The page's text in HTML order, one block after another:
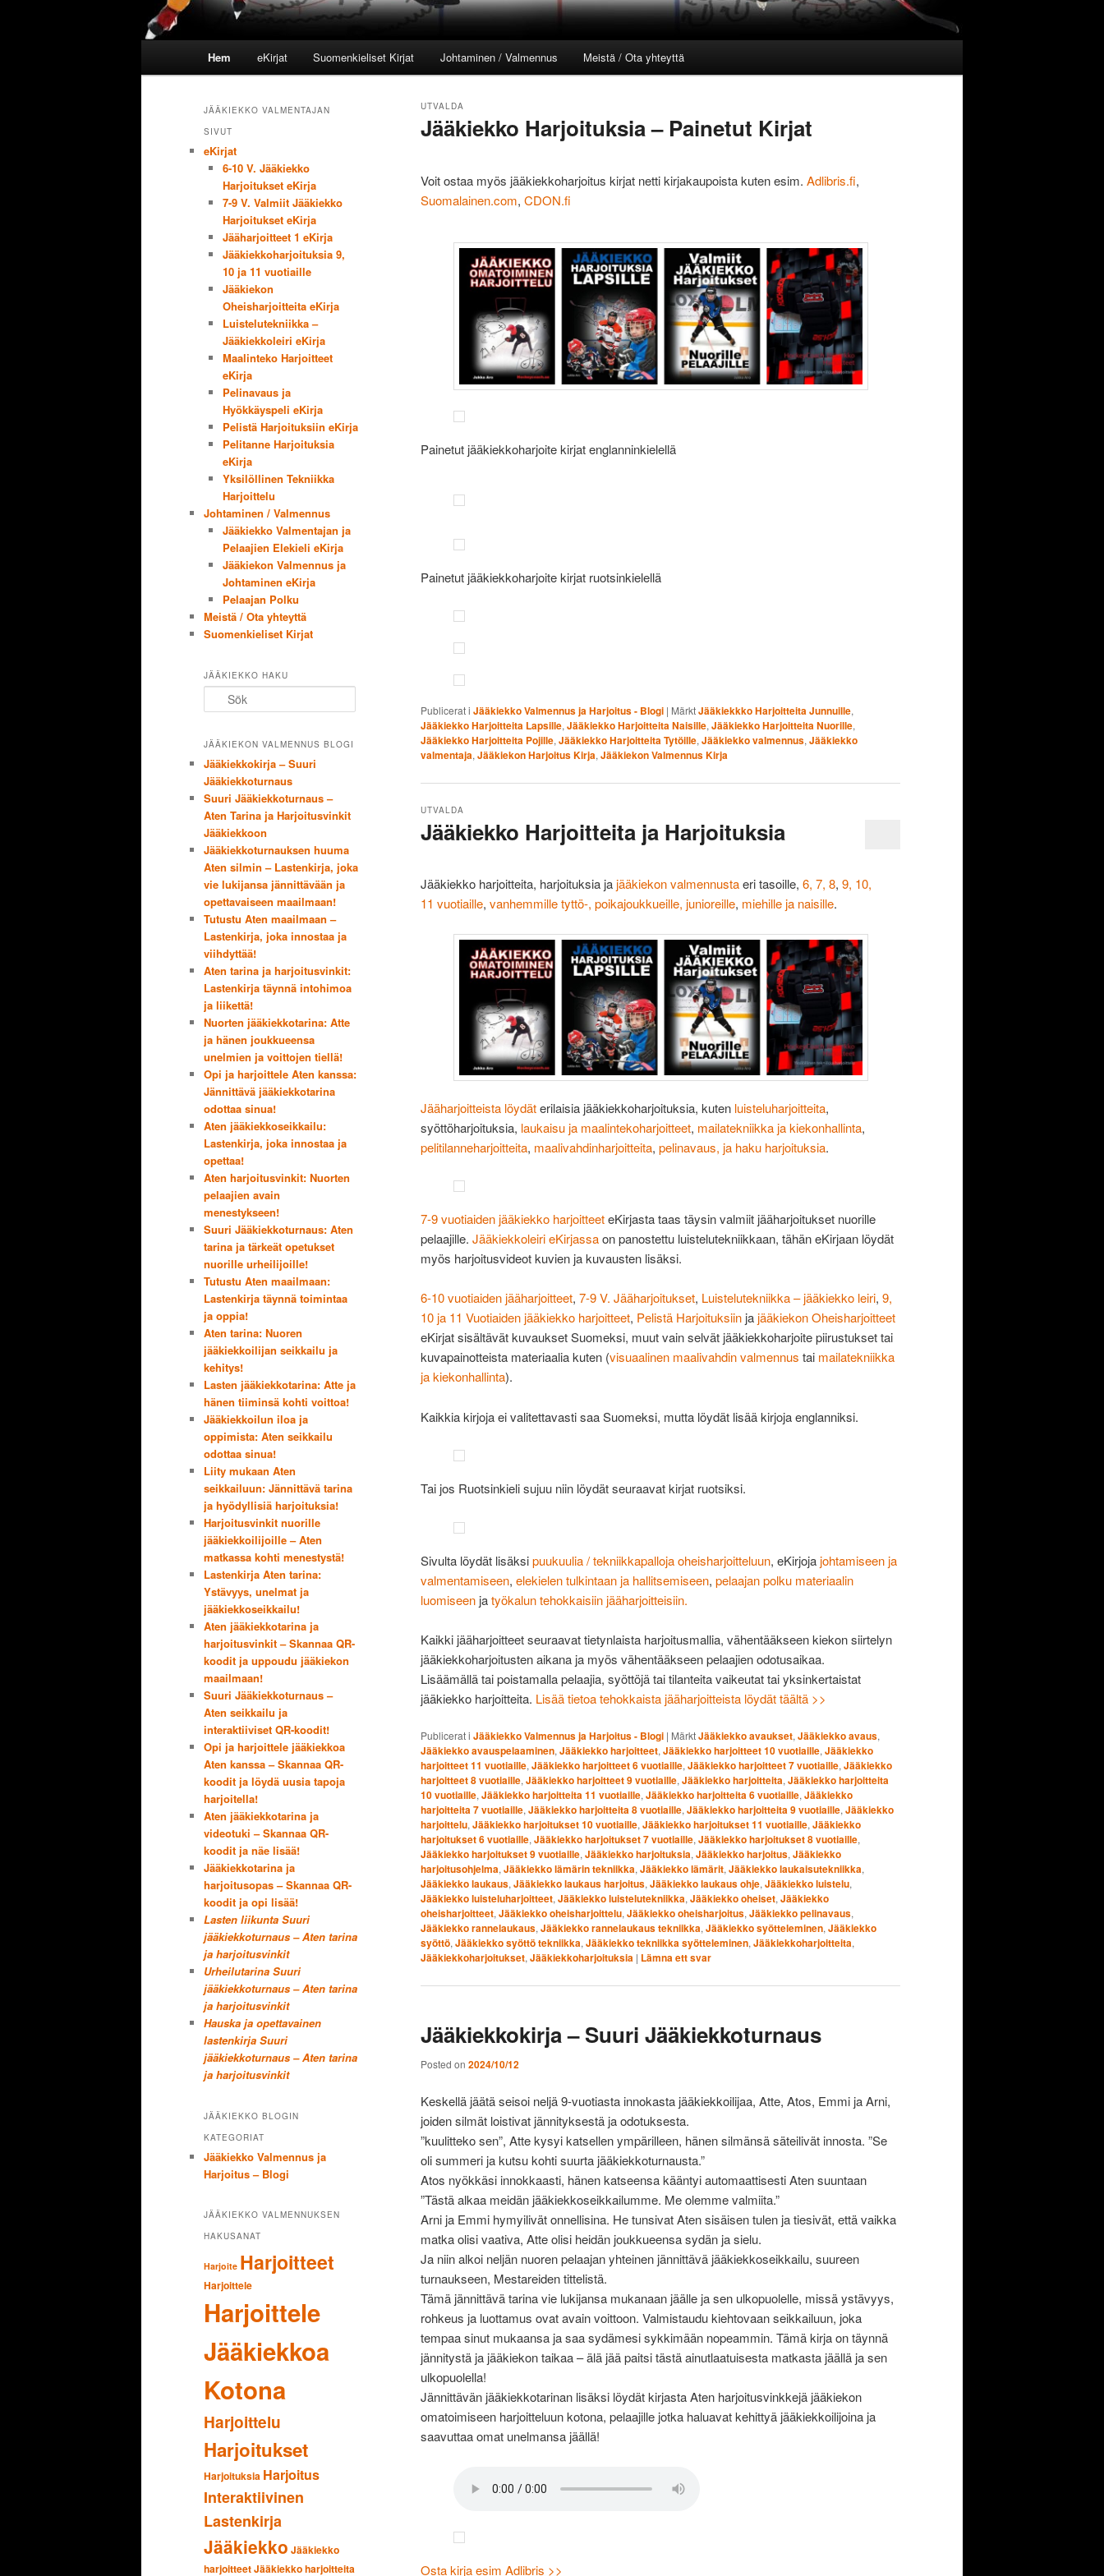
Hoppa till huvudinnehåll
Hoppa till sekundärt innehåll
Hem eKirjat Suomenkieliset Kirjat Johtaminen / Valmennus Meistä / Ota yhteyttä
Jääkiekko Harjoituksia – Painetut Kirjat
UTVALDA
Voit ostaa myös jääkiekkoharjoitus kirjat netti kirjakaupoista kuten esim. Adlibris.fi,
Suomalainen.com, CDON.fi
Painetut jääkiekkoharjoite kirjat englanninkielellä
Painetut jääkiekkoharjoite kirjat ruotsinkielellä
Publicerat i Jääkiekko Valmennus ja Harjoitus - Blogi | MärktJääkiekkko Harjoitteita Junnuille,
Jääkiekko Harjoitteita Lapsille, Jääkiekko Harjoitteita Naisille, Jääkiekko Harjoitteita Nuorille,
Jääkiekko Harjoitteita Pojille, Jääkiekko Harjoitteita Tytöille, Jääkiekko valmennus, Jääkiekko
valmentaja, Jääkiekon Harjoitus Kirja, Jääkiekon Valmennus Kirja
Jääkiekko Harjoitteita ja Harjoituksia
UTVALDA
Jääkiekko harjoitteita, harjoituksia jajääkiekon valmennustaeri tasoille, 6, 7, 8, 9, 10,
11 vuotiaille, vanhemmille tyttö-, poikajoukkueille, junioreille, miehille ja naisille.
Jääharjoitteista löydäterilaisia jääkiekkoharjoituksia, kuten luisteluharjoitteita,
syöttöharjoituksia, laukaisu ja maalintekoharjoitteet, mailatekniikka ja kiekonhallinta,
pelitilanneharjoitteita, maalivahdinharjoitteita, pelinavaus, ja haku harjoituksia.
7-9 vuotiaiden jääkiekko harjoitteeteKirjasta taas täysin valmiit jääharjoitukset nuorille
pelaajille. Jääkiekkoleiri eKirjassaon panostettu luistelutekniikkaan, tähän eKirjaan löydät
myös harjoitusvideot kuvien ja kuvausten lisäksi.
6-10 vuotiaiden jääharjoitteet, 7-9 V. Jääharjoitukset, Luistelutekniikka – jääkiekko leiri, 9,
10 ja 11 Vuotiaiden jääkiekko harjoitteet, Pelistä Harjoituksiin jajääkiekon Oheisharjoitteet
eKirjat sisältävät kuvaukset Suomeksi, muut vain selvät jääkiekkoharjoite piirustukset tai
kuvapainotteista materiaalia kuten (visuaalinen maalivahdin valmennus tai mailatekniikka
ja kiekonhallinta).
Kaikkia kirjoja ei valitettavasti saa Suomeksi, mutta löydät lisää kirjoja englanniksi.
Tai jos Ruotsinkieli sujuu niin löydät seuraavat kirjat ruotsiksi.
Sivulta löydät lisäksipuukuulia / tekniikkapalloja oheisharjoitteluun, eKirjojajohtamiseen ja
valmentamiseen, elekielen tulkintaan ja hallitsemiseen, pelaajan polku materiaalin
luomiseen jatyökalun tehokkaisiin jääharjoitteisiin.
Kaikki jääharjoitteet seuraavat tietynlaista harjoitusmallia, vähentääkseen kiekon siirtelyn
jääkiekkoharjoitusten aikana ja myös vähentääkseen pelaajien odotusaikaa.
Lisäämällä tai poistamalla pelaajia, syöttöjä tai tilanteita vaikeutat tai yksinkertaistat
jääkiekko harjoitteita. Lisää tietoa tehokkaista jääharjoitteista löydät täältä >>
Publicerat i Jääkiekko Valmennus ja Harjoitus - Blogi | MärktJääkiekko avaukset, Jääkiekko avaus,
Jääkiekko avauspelaaminen, Jääkiekko harjoitteet, Jääkiekko harjoitteet 10 vuotiaille, Jääkiekko
harjoitteet 11 vuotiaille, Jääkiekko harjoitteet 6 vuotiaille, Jääkiekko harjoitteet 7 vuotiaille, Jääkiekko
harjoitteet 8 vuotiaille, Jääkiekko harjoitteet 9 vuotiaille, Jääkiekko harjoitteita, Jääkiekko harjoitteita
10 vuotiaille, Jääkiekko harjoitteita 11 vuotiaille, Jääkiekko harjoitteita 6 vuotiaille, Jääkiekko
harjoitteita 7 vuotiaille, Jääkiekko harjoitteita 8 vuotiaille, Jääkiekko harjoitteita 9 vuotiaille, Jääkiekko
harjoittelu, Jääkiekko harjoitukset 10 vuotiaille, Jääkiekko harjoitukset 11 vuotiaille, Jääkiekko
harjoitukset 6 vuotiaille, Jääkiekko harjoitukset 7 vuotiaille, Jääkiekko harjoitukset 8 vuotiaille,
Jääkiekko harjoitukset 9 vuotiaille, Jääkiekko harjoituksia, Jääkiekko harjoitus, Jääkiekko
harjoitusohjelma, Jääkiekko lämärin tekniikka, Jääkiekko lämärit, Jääkiekko laukaisutekniikka,
Jääkiekko laukaus, Jääkiekko laukaus harjoitus, Jääkiekko laukaus ohje, Jääkiekko luistelu,
Jääkiekko luisteluharjoitteet, Jääkiekko luistelutekniikka, Jääkiekko oheiset, Jääkiekko
oheisharjoitteet, Jääkiekko oheisharjoittelu, Jääkiekko oheisharjoitus, Jääkiekko pelinavaus,
Jääkiekko rannelaukaus, Jääkiekko rannelaukaus tekniikka, Jääkiekko syötteleminen, Jääkiekko
syöttö, Jääkiekko syöttö tekniikka, Jääkiekko tekniikka syötteleminen, Jääkiekkoharjoitteita,
Jääkiekkoharjoitukset, Jääkiekkoharjoituksia | Lämna ett svar
Jääkiekkokirja – Suuri Jääkiekkoturnaus
Posted on 2024/10/12
Keskellä jäätä seisoi neljä 9-vuotiasta innokasta jääkiekkoilijaa, Atte, Atos, Emmi ja Arni,
joiden silmät loistivat jännityksestä ja odotuksesta.
”kuulitteko sen”, Atte kysyi katsellen ympärilleen, hänen silmänsä säteilivät innosta. ”Se
oli summeri ja kutsu kohti suurta jääkiekkoturnausta.”
Atos nyökkäsi innokkaasti, hänen katseensa kääntyi automaattisesti Aten suuntaan
”Tästä alkaa meidän jääkiekkoseikkailumme. Me olemme valmiita.”
Arni ja Emmi hymyilivät onnellisina. He tunsivat Aten sisäisen tulen ja tiesivät, että vaikka
matka olisi vaativa, Atte olisi heidän joukkueensa sydän ja sielu.
Ja niin alkoi neljän nuoren pelaajan yhteinen jännittävä jääkiekkoseikkailu, suureen
turnaukseen, Mestareiden tittelistä.
Tämä jännittävä tarina vie lukijansa mukanaan jäälle ja sen ulkopuolelle, missä ystävyys,
rohkeus ja luottamus ovat avain voittoon. Valmistaudu kiehtovaan seikkailuun, joka
tempaa sinut mukaansa ja saa sydämesi sykkimään nopeammin. Tämä kirja on täynnä
jännitystä ja jääkiekon taikaa – älä jää paitsi tästä ainutlaatuisesta matkasta jäällä ja sen
ulkopuolella!
Jännittävän jääkiekkotarinan lisäksi löydät kirjasta Aten harjoitusvinkkejä jääkiekon
omatoimiseen harjoitteluun kotona, pelaajille jotka haluavat kehittyä jääkiekkoilijoina ja
saavuttaa omat unelmansa jäällä!
Osta kirja esim Adlibris >>
JÄÄKIEKKO VALMENTAJAN
SIVUT
eKirjat
6-10 V. Jääkiekko
Harjoitukset eKirja
7-9 V. Valmiit Jääkiekko
Harjoitukset eKirja
Jääharjoitteet 1 eKirja
Jääkiekkoharjoituksia 9,
10 ja 11 vuotiaille
Jääkiekon
Oheisharjoitteita eKirja
Luistelutekniikka –
Jääkiekkoleiri eKirja
Maalinteko Harjoitteet
eKirja
Pelinavaus ja
Hyökkäyspeli eKirja
Pelistä Harjoituksiin eKirja
Pelitanne Harjoituksia
eKirja
Yksilöllinen Tekniikka
Harjoittelu
Johtaminen / Valmennus
Jääkiekko Valmentajan ja
Pelaajien Elekieli eKirja
Jääkiekon Valmennus ja
Johtaminen eKirja
Pelaajan Polku
Meistä / Ota yhteyttä
Suomenkieliset Kirjat
JÄÄKIEKKO HAKU
JÄÄKIEKON VALMENNUS BLOGI
Jääkiekkokirja – Suuri
Jääkiekkoturnaus
Suuri Jääkiekkoturnaus –
Aten Tarina ja Harjoitusvinkit
Jääkiekkoon
Jääkiekkoturnauksen huuma
Aten silmin – Lastenkirja, joka
vie lukijansa jännittävään ja
opettavaiseen maailmaan!
Tutustu Aten maailmaan –
Lastenkirja, joka innostaa ja
viihdyttää!
Aten tarina ja harjoitusvinkit:
Lastenkirja täynnä intohimoa
ja liikettä!
Nuorten jääkiekkotarina: Atte
ja hänen joukkueensa
unelmien ja voittojen tiellä!
Opi ja harjoittele Aten kanssa:
Jännittävä jääkiekkotarina
odottaa sinua!
Aten jääkiekkoseikkailu:
Lastenkirja, joka innostaa ja
opettaa!
Aten harjoitusvinkit: Nuorten
pelaajien avain
menestykseen!
Suuri Jääkiekkoturnaus: Aten
tarina ja tärkeät opetukset
nuorille urheilijoille!
Tutustu Aten maailmaan:
Lastenkirja täynnä toimintaa
ja oppia!
Aten tarina: Nuoren
jääkiekkoilijan seikkailu ja
kehitys!
Lasten jääkiekkotarina: Atte ja
hänen tiiminsä kohti voittoa!
Jääkiekkoilun iloa ja
oppimista: Aten seikkailu
odottaa sinua!
Liity mukaan Aten
seikkailuun: Jännittävä tarina
ja hyödyllisiä harjoituksia!
Harjoitusvinkit nuorille
jääkiekkoilijoille – Aten
matkassa kohti menestystä!
Lastenkirja Aten tarina:
Ystävyys, unelmat ja
jääkiekkoseikkailu!
Aten jääkiekkotarina ja
harjoitusvinkit – Skannaa QR-
koodit ja uppoudu jääkiekon
maailmaan!
Suuri Jääkiekkoturnaus –
Aten seikkailu ja
interaktiiviset QR-koodit!
Opi ja harjoittele jääkiekkoa
Aten kanssa – Skannaa QR-
koodit ja löydä uusia tapoja
harjoitella!
Aten jääkiekkotarina ja
videotuki – Skannaa QR-
koodit ja näe lisää!
Jääkiekkotarina ja
harjoitusopas – Skannaa QR-
koodit ja opi lisää!
Lasten liikunta Suuri
jääkiekkoturnaus – Aten tarina
ja harjoitusvinkit
Urheilutarina Suuri
jääkiekkoturnaus – Aten tarina
ja harjoitusvinkit
Hauska ja opettavainen
lastenkirja Suuri
jääkiekkoturnaus – Aten tarina
ja harjoitusvinkit
JÄÄKIEKKO BLOGIN
KATEGORIAT
Jääkiekko Valmennus ja
Harjoitus – Blogi
JÄÄKIEKKO VALMENNUKSEN
HAKUSANAT
Harjoite Harjoitteet
Harjoittele
Harjoittele
Jääkiekkoa
Kotona
Harjoittelu
Harjoitukset
Harjoituksia Harjoitus
Interaktiivinen
Lastenkirja
Jääkiekko Jääkiekko
harjoitteetJääkiekko harjoitteita